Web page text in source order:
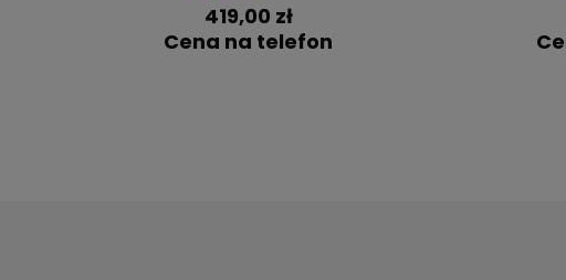
419,00 zł
Cena na telefon